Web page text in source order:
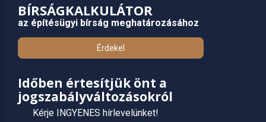
BÍRSÁGKALKULÁTOR
az építésügyi bírság meghatározásához
Érdekel
Időben értesítjük önt a
jogszabályváltozásokról
Kérje INGYENES hírlevelünket!